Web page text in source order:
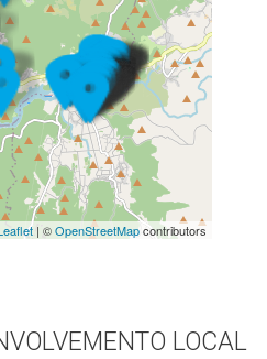
| ©OpenStreetMapcontributors
LOCAL